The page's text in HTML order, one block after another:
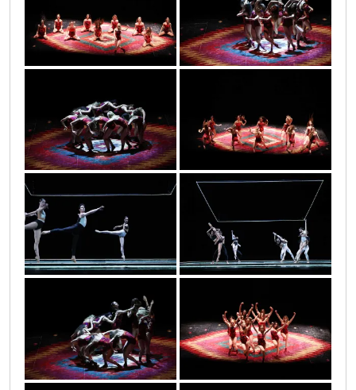
infinitas_1_47 infinitas_1_53
infinitas_1_52 infinitas_1_46
infinitas_1_7 infinitas_1_5
infinitas_1_50 infinitas_1_44